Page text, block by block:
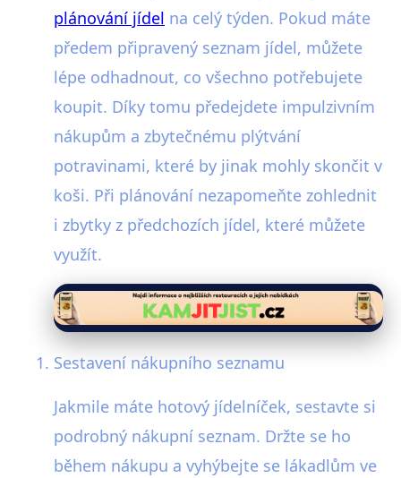
plánování jídel na celý týden. Pokud máte
předem připravený seznam jídel, můžete
lépe odhadnout, co všechno potřebujete
koupit. Díky tomu předejdete impulzivním
nákupům a zbytečnému plýtvání
potravinami, které by jinak mohly skončit v
koši. Při plánování nezapomeňte zohlednit
i zbytky z předchozích jídel, které můžete
využít.
Sestavení nákupního seznamu
Jakmile máte hotový jídelníček, sestavte si
podrobný nákupní seznam. Držte se ho
během nákupu a vyhýbejte se lákadlům ve